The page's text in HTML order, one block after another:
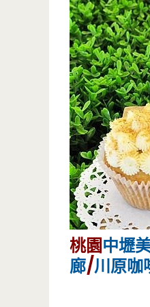
桃園中壢
廊/川原咖